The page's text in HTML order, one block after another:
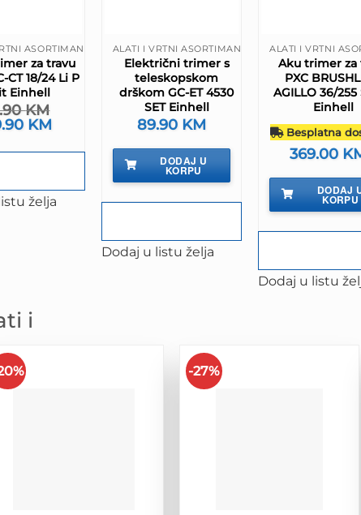
ASORTIMAN
za travu
CT 18/24 Li P
Einhell
KM
KM
109.90 KM.
želja
ALATI I VRTNI ASORTIMAN
Električni trimer s
teleskopskom
drškom GC-ET 4530
SET Einhell
89.90 KM
DODAJ U
KORPU
Dodaj u listu želja
ALATI I VRTNI
Aku trimer za
PXC
AGILLO 36/255
Einhell
Besplatna
369.00
DODAJ
KORPU
Dodaj u listu
i
-27%